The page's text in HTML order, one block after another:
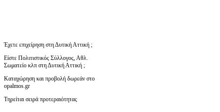
Έχετε επιχείρηση στη Δυτική Αττική ;
Είστε Πολιτιστικός Σύλλογος, Αθλ.
Σωματείο κλπ στη Δυτική Αττική ;
Καταχώρηση και προβολή δωρεάν στο
opalmos.gr
Τηρείται σειρά προτεραιότητας